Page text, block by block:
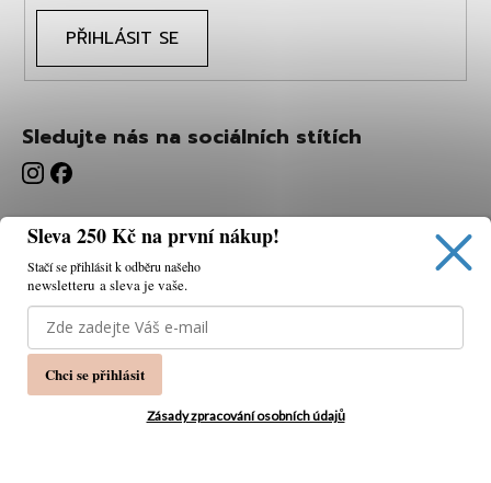
Používáme cookies, abychom vám umožnili pohodlné
prohlížení webu a díky analýze webu neustále zlepšovat
jeho funkce, výkon a použitelnost.
PŘIHLÁSIT SE
Sledujte nás na sociálních stítích
Sleva 250 Kč na první nákup!
Stačí se přihlásit k odběru našeho
newsletteru a sleva je vaše.
Chci se přihlásit
Zásady zpracování osobních údajů